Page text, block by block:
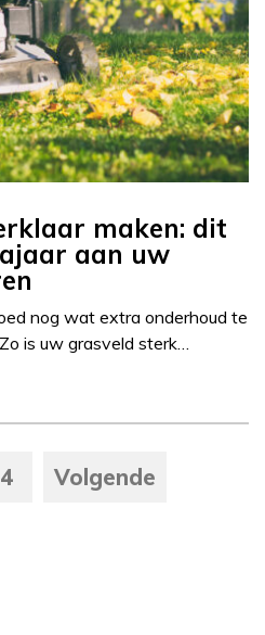
maken: dit
aan uw
nog wat extra onderhoud te
is uw grasveld sterk…
4 Volgende